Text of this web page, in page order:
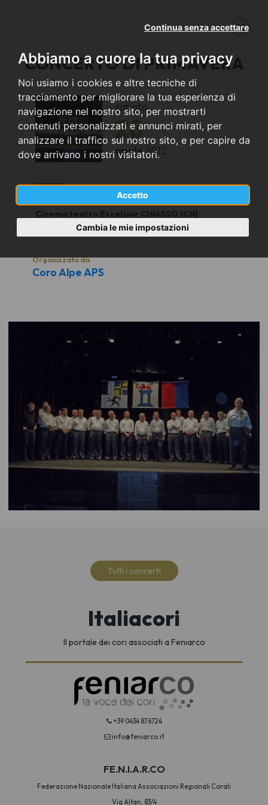
Abbiamo a cuore la tua privacy
Noi usiamo i cookies e altre tecniche di
tracciamento per migliorare la tua esperienza di
navigazione nel nostro sito, per mostrarti
contenuti personalizzati e annunci mirati, per
analizzare il traffico sul nostro sito, e per capire da
dove arrivano i nostri visitatori.
Accetto
Continua senza accettare
Cambia le mie impostazioni
CONCERTO DI PRIMAVERA
sabato
28
aprile 2012
(CH)
Cinema teatro Excelsior CHIASSO (CH)
Organizzato da
Coro Alpe APS
Tutti i concerti
Italiacori
Il portale dei cori associati a Feniarco
+39 0434 876724
info@feniarco.it
FE.N.I.A.R.CO
Federazione Nazionale Italiana Associazioni Regionali Corali
Via Altan, 83/4